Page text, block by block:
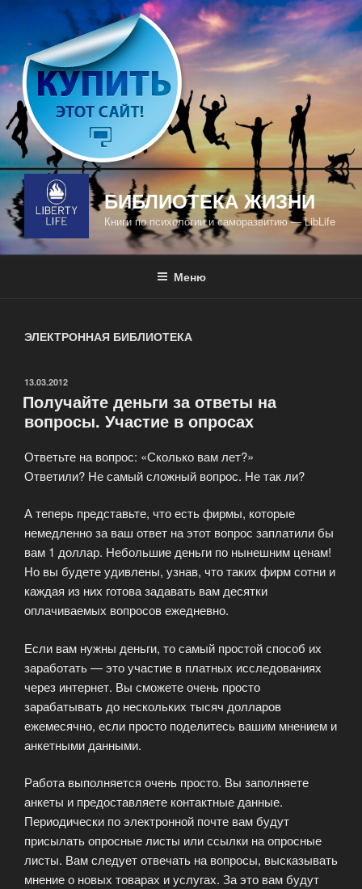
содержимому
БИБЛИОТЕКА ЖИЗНИ
Книги по психологии и саморазвитию — LibLife
Меню
ЭЛЕКТРОННАЯ БИБЛИОТЕКА
ОПУБЛИКОВАНО
13.03.2012
Получайте деньги за ответы на
вопросы. Участие в опросах
Ответьте на вопрос: «Сколько вам лет?»
Ответили? Не самый сложный вопрос. Не так ли?
А теперь представьте, что есть фирмы, которые
немедленно за ваш ответ на этот вопрос заплатили бы
вам 1 доллар. Небольшие деньги по нынешним ценам!
Но вы будете удивлены, узнав, что таких фирм сотни и
каждая из них готова задавать вам десятки
оплачиваемых вопросов ежедневно.
Если вам нужны деньги, то самый простой способ их
заработать — это участие в платных исследованиях
через интернет. Вы сможете очень просто
зарабатывать до нескольких тысяч долларов
ежемесячно, если просто поделитесь вашим мнением и
анкетными данными.
Работа выполняется очень просто. Вы заполняете
анкеты и предоставляете контактные данные.
Периодически по электронной почте вам будут
присылать опросные листы или ссылки на опросные
листы. Вам следует отвечать на вопросы, высказывать
мнение о новых товарах и услугах. За это вам будут